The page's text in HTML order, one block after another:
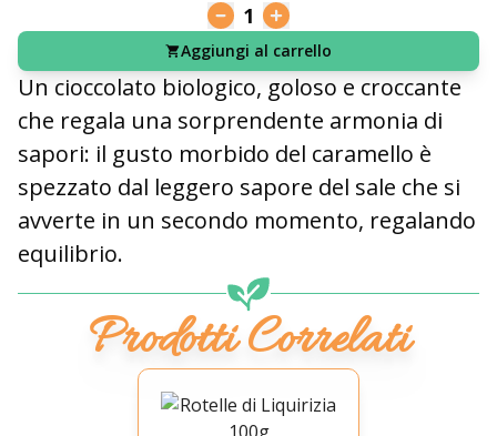
1
Aggiungi al carrello
Un cioccolato biologico, goloso e croccante
che regala una sorprendente armonia di
sapori: il gusto morbido del caramello è
spezzato dal leggero sapore del sale che si
avverte in un secondo momento, regalando
equilibrio.
Prodotti Correlati